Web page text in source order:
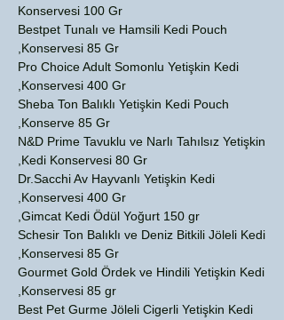
Konservesi 100 Gr
Bestpet Tunalı ve Hamsili Kedi Pouch
Konservesi 85 Gr,
Pro Choice Adult Somonlu Yetişkin Kedi
Konservesi 400 Gr,
Sheba Ton Balıklı Yetişkin Kedi Pouch
Konserve 85 Gr,
N&D Prime Tavuklu ve Narlı Tahılsız Yetişkin
Kedi Konservesi 80 Gr,
Dr.Sacchi Av Hayvanlı Yetişkin Kedi
Konservesi 400 Gr,
Gimcat Kedi Ödül Yoğurt 150 gr,
Schesir Ton Balıklı ve Deniz Bitkili Jöleli Kedi
Konservesi 85 Gr,
Gourmet Gold Ördek ve Hindili Yetişkin Kedi
Konservesi 85 gr,
Best Pet Gurme Jöleli Cigerli Yetişkin Kedi